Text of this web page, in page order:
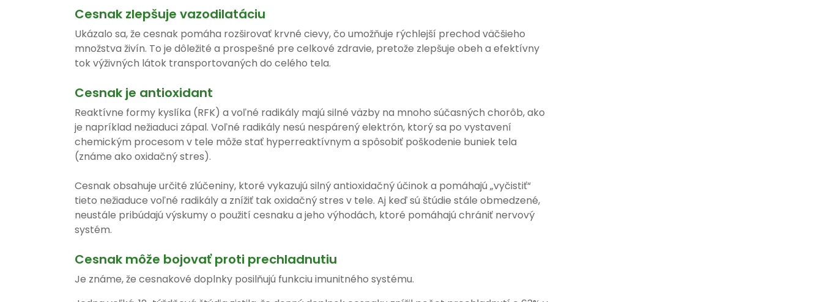
Cesnak zlepšuje vazodilatáciu
Ukázalo sa, že cesnak pomáha rozširovať krvné cievy, čo umožňuje rýchlejší prechod väčšieho
množstva živín. To je dôležité a prospešné pre celkové zdravie, pretože zlepšuje obeh a efektívny
tok výživných látok transportovaných do celého tela.
Cesnak je antioxidant
Reaktívne formy kyslíka (RFK) a voľné radikály majú silné väzby na mnoho súčasných chorôb, ako
je napríklad nežiaduci zápal. Voľné radikály nesú nespárený elektrón, ktorý sa po vystavení
chemickým procesom v tele môže stať hyperreaktívnym a spôsobiť poškodenie buniek tela
(známe ako oxidačný stres).
Cesnak obsahuje určité zlúčeniny, ktoré vykazujú silný antioxidačný účinok a pomáhajú „vyčistiť“
tieto nežiaduce voľné radikály a znížiť tak oxidačný stres v tele. Aj keď sú štúdie stále obmedzené,
neustále pribúdajú výskumy o použití cesnaku a jeho výhodách, ktoré pomáhajú chrániť nervový
systém.
Cesnak môže bojovať proti prechladnutiu
Je známe, že cesnakové doplnky posilňujú funkciu imunitného systému.